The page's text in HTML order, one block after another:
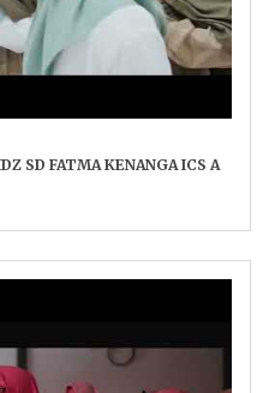
SD FATMA KENANGA ICS A